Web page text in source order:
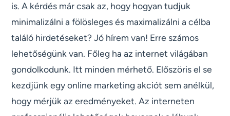
is. A kérdés már csak az, hogy hogyan tudjuk
minimalizálni a fölösleges és maximalizálni a célba
találó hirdetéseket? Jó hírem van! Erre számos
lehetőségünk van. Főleg ha az internet világában
gondolkodunk. Itt minden mérhető. Előszöris el se
kezdjünk egy online marketing akciót sem anélkül,
hogy mérjük az eredményeket. Az interneten